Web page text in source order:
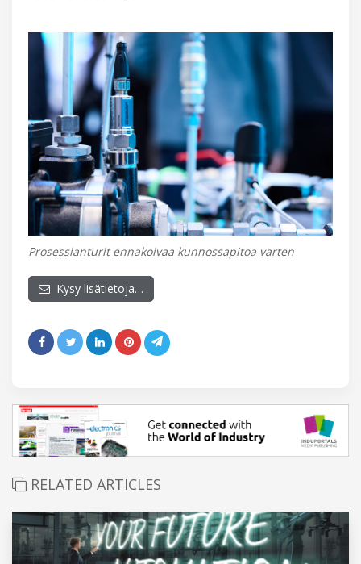
Prosessianturit ennakoivaa kunnossapitoa varten
Kysy lisätietoja…
RELATED ARTICLES